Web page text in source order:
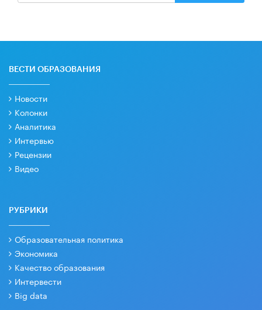
ВЕСТИ ОБРАЗОВАНИЯ
Новости
Колонки
Аналитика
Интервью
Рецензии
Видео
РУБРИКИ
Образовательная политика
Экономика
Качество образования
Интервести
Big data